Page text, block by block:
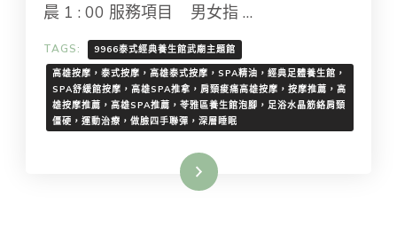
晨 1 : 00 服務項目 男女指 …
TAGS:
9966泰式經典養生館武廟主題館
高雄按摩，泰式按摩，高雄泰式按摩，SPA精油，經典足體養生館，
SPA舒緩館按摩，高雄SPA推拿，肩頸痠痛高雄按摩，按摩推薦，高
雄按摩推薦，高雄SPA推薦，苓雅區養生館泡腳，足浴水晶筋絡肩頸
僵硬，運動治療，做臉四手聯彈，深層睡眠
Read More